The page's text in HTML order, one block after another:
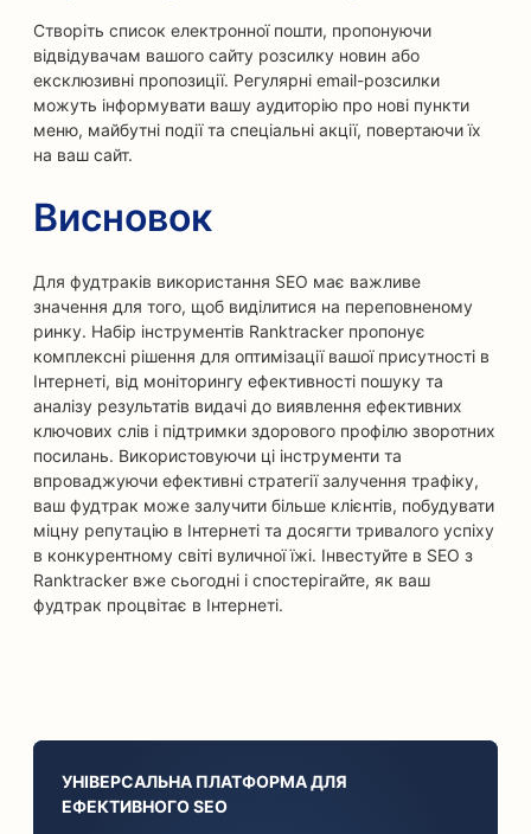
Створіть список електронної пошти, пропонуючи
відвідувачам вашого сайту розсилку новин або
ексклюзивні пропозиції. Регулярні email-розсилки
можуть інформувати вашу аудиторію про нові пункти
меню, майбутні події та спеціальні акції, повертаючи їх
на ваш сайт.
Висновок
Для фудтраків використання SEO має важливе
значення для того, щоб виділитися на переповненому
ринку. Набір інструментів Ranktracker пропонує
комплексні рішення для оптимізації вашої присутності в
Інтернеті, від моніторингу ефективності пошуку та
аналізу результатів видачі до виявлення ефективних
ключових слів і підтримки здорового профілю зворотних
посилань. Використовуючи ці інструменти та
впроваджуючи ефективні стратегії залучення трафіку,
ваш фудтрак може залучити більше клієнтів, побудувати
міцну репутацію в Інтернеті та досягти тривалого успіху
в конкурентному світі вуличної їжі. Інвестуйте в SEO з
Ranktracker вже сьогодні і спостерігайте, як ваш
фудтрак процвітає в Інтернеті.
УНІВЕРСАЛЬНА ПЛАТФОРМА ДЛЯ
ЕФЕКТИВНОГО SEO